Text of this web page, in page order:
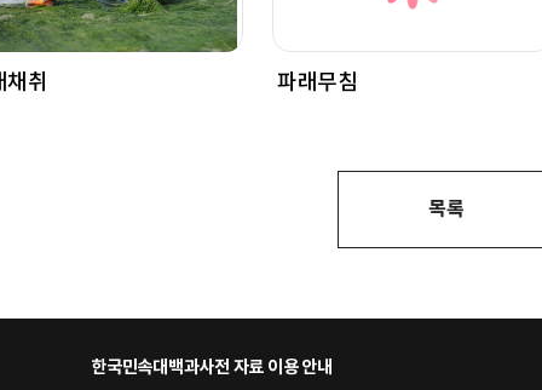
취 파래무침
목록
한국민속대백과사전 자료 이용 안내